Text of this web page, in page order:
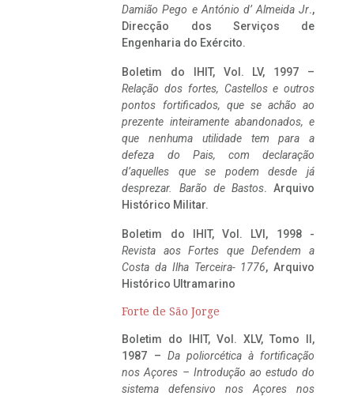
Damião Pego e António d’ Almeida Jr.,
Direcção dos Serviços de
Engenharia do Exército.
Boletim do IHIT, Vol. LV, 1997 –
Relação dos fortes, Castellos e outros
pontos fortificados, que se achão ao
prezente inteiramente abandonados, e
que nenhuma utilidade tem para a
defeza do Pais, com declaração
d’aquelles que se podem desde já
desprezar. Barão de Bastos. Arquivo
Histórico Militar.
Boletim do IHIT, Vol. LVI, 1998 -
Revista aos Fortes que Defendem a
Costa da Ilha Terceira- 1776, Arquivo
Histórico Ultramarino
Forte de São Jorge
Boletim do IHIT, Vol. XLV, Tomo II,
1987 – Da poliorcética à fortificação
nos Açores – Introdução ao estudo do
sistema defensivo nos Açores nos